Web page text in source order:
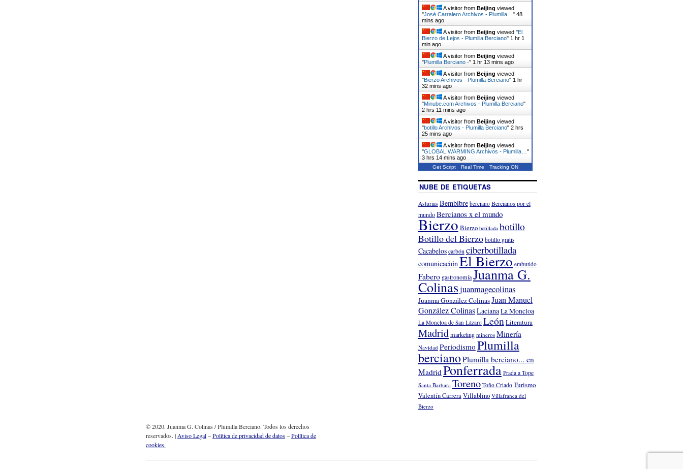
A visitor from Beijing viewed
"José Carralero Archivos - Plumilla… " 48
mins ago
A visitor from Beijing viewed "El
Bierzo de Lejos - Plumilla Berciano" 1 hr 1
min ago
A visitor from Beijing viewed
"Plumilla Berciano -" 1 hr 13 mins ago
A visitor from Beijing viewed
"Bierzo Archivos - Plumilla Berciano" 1 hr
32 mins ago
A visitor from Beijing viewed
"Minube.com Archivos - Plumilla Berciano"
2 hrs 11 mins ago
A visitor from Beijing viewed
"botillo Archivos - Plumilla Berciano" 2 hrs
25 mins ago
A visitor from Beijing viewed
"GLOBAL WARMING Archivos - Plumilla… "
3 hrs 14 mins ago
Get Script Real Time Tracking ON
NUBE DE ETIQUETAS
Asturias Bembibre berciano Bercianos por el
mundoBercianos x el mundo
BierzoBierzo botillada botillo
Botillo del Bierzo botillo gratis
Cacabeloscarbón ciberbotillada
comunicaciónEl Bierzo embutido
Fabero gastronomíaJuanma G.
Colinasjuanmagecolinas
Juanma González ColinasJuan Manuel
González ColinasLacianaLa Moncloa
La Moncloa de San Lázaro LeónLiteratura
Madridmarketing mineros Minería
Navidad PeriodismoPlumilla
bercianoPlumilla berciano... en
MadridPonferrada Prada a Tope
Santa Barbara Toreno Toño Criado Turismo
Valentín CarreraVillablino Villafranca del
Bierzo
© 2020. Juanma G. Colinas / Plumilla Berciano. Todos los derechos
reservados. |Aviso Legal–Política de privacidad de datos–Política de
cookies.